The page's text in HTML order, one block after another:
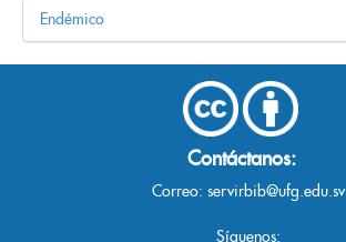
Endémico
Contáctanos:
Correo: servirbib@ufg.edu.sv
Síguenos: